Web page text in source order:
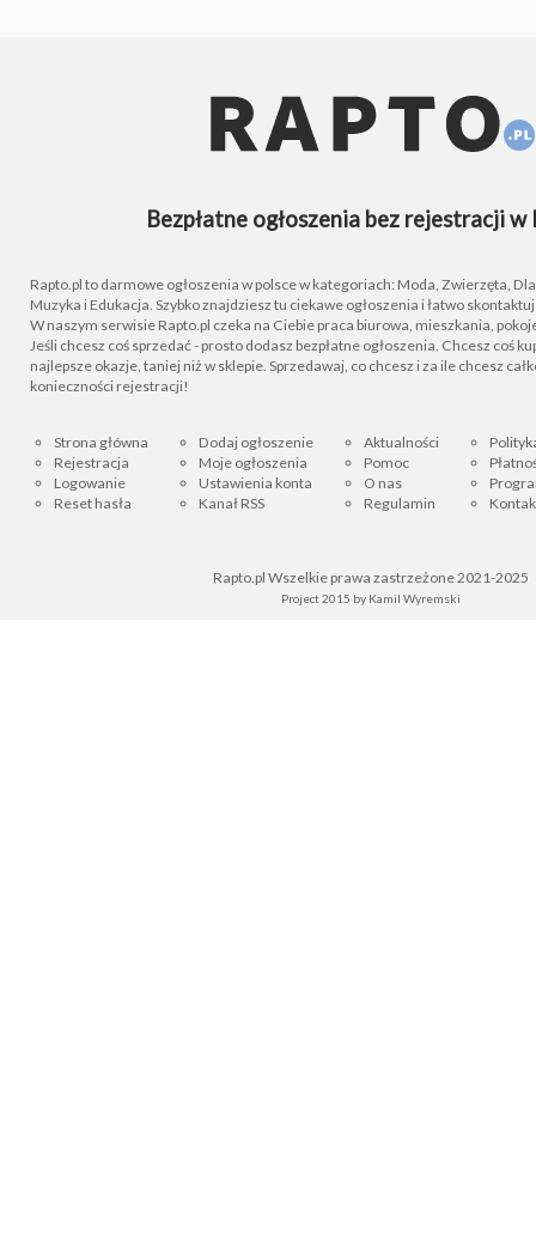
Bezpłatne ogłoszenia bez rejestracji w
Rapto.pl to darmowe ogłoszenia w polsce w kategoriach: Moda, Zwierzęta, Dla
Muzyka i Edukacja. Szybko znajdziesz tu ciekawe ogłoszenia i łatwo
W naszym serwisie Rapto.pl czeka na Ciebie praca biurowa, mieszkania,
Jeśli chcesz coś sprzedać - prosto dodasz bezpłatne ogłoszenia. Chcesz coś
najlepsze okazje, taniej niż w sklepie. Sprzedawaj, co chcesz i za ile chcesz
konieczności rejestracji!
Strona główna
Rejestracja
Logowanie
Reset hasła
Dodaj ogłoszenie
Moje ogłoszenia
Ustawienia konta
Kanał RSS
Aktualności
Pomoc
O nas
Regulamin
Rapto.pl Wszelkie prawa zastrzeżone 2021-2025
Project 2015 by Kamil Wyremski